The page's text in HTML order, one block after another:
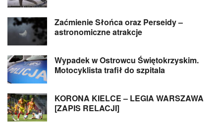
Zaćmienie Słońca oraz Perseidy –
astronomiczne atrakcje
Wypadek w Ostrowcu Świętokrzyskim.
Motocyklista trafił do szpitala
KORONA KIELCE – LEGIA WARSZAWA
[ZAPIS RELACJI]